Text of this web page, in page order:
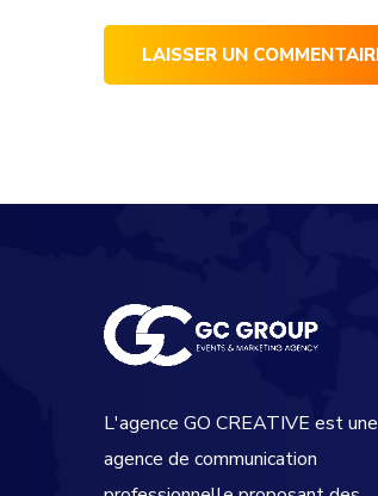
L'agence GO CREATIVE est une
agence de communication